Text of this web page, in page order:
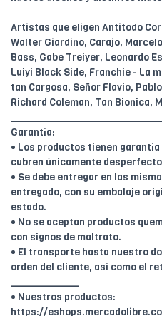
Artistas que eligen Antitodo
Walter Giardino, Carajo,
Bass, Gabe Treiyer, Leonardo
Luiyi Black Side, Franchie - La
tan Cargosa, Señor Flavio,
Richard Coleman, Tan Bionica,
Garantía:
• Los productos tienen
cubren únicamente
• Se debe entregar en las
entregado, con su embalaje
estado.
• No se aceptan productos
con signos de maltrato.
• El transporte hasta nuestro
orden del cliente, así como el
____________
• Nuestros productos:
https://